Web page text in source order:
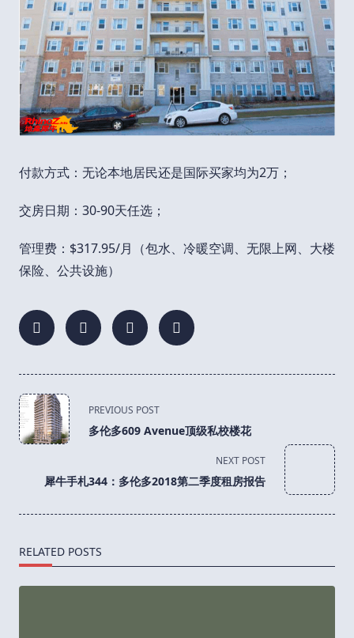
付款方式：无论本地居民还是国际买家均为2万；
交房日期：30-90天任选；
管理费：$317.95/月（包水、冷暖空调、无限上网、大楼
保险、公共设施）
<span
class="nav-
subtitle
reader-
PREVIOUS POST
多伦多609 Avenue顶级私校楼花
NEXT POST
犀牛手札344：多伦多2018第二季度租房报告
RELATED POSTS